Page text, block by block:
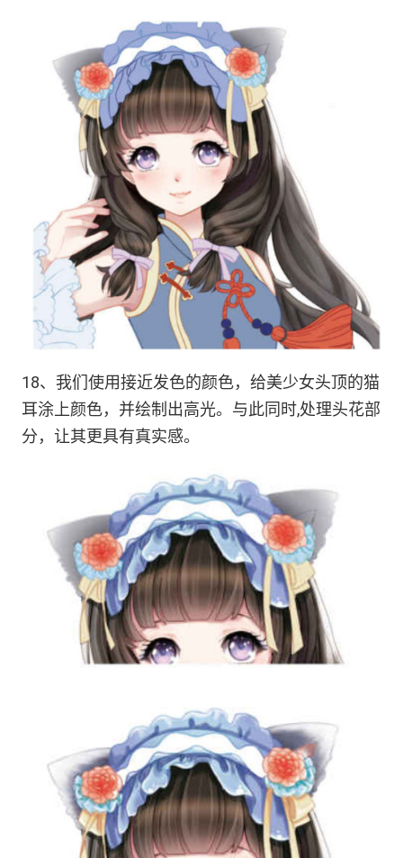
18、我们使用接近发色的颜色，给美少女头顶的猫
耳涂上颜色，并绘制出高光。与此同时,处理头花部
分，让其更具有真实感。